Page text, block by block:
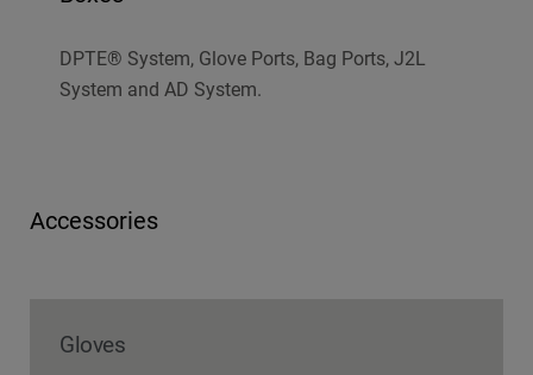
DPTE® System, Glove Ports, Bag Ports, J2L
System and AD System.
Accessories
Gloves